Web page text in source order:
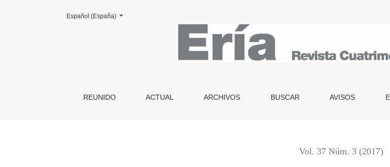
La evaluación por componentes aplicada al estudio de la calidad visual del paisaje.
REUNIDO ACTUAL ARCHIVOS BUSCAR AVISOS
Cambiar el idioma. El actual es:
Español (España)
Vol. 37 Núm. 3 (2017)